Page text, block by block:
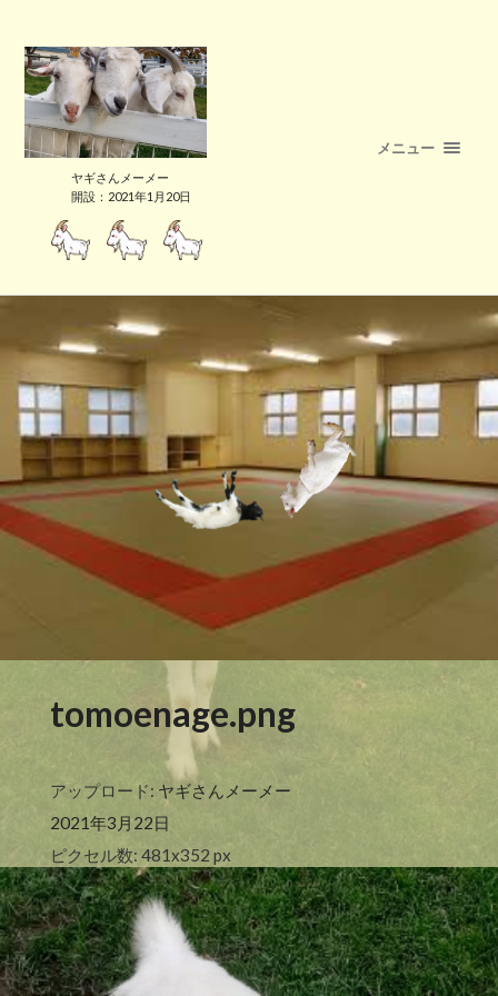
ヤギさんメーメー
開設：2021年1月20日
メニュー
tomoenage.png
アップロード: ヤギさんメーメー
2021年3月22日
ピクセル数: 481x352 px